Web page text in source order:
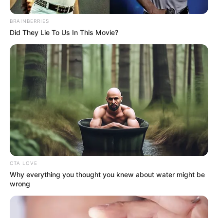
seca en Bogotá 2026: rumba
acabará temprano
BRAINBERRIES
Did They Lie To Us In This Movie?
CTA LOVE
Why everything you thought you knew about water might be
wrong